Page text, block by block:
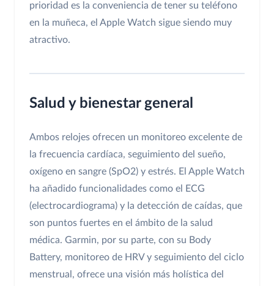
prioridad es la conveniencia de tener su teléfono
en la muñeca, el Apple Watch sigue siendo muy
atractivo.
Salud y bienestar general
Ambos relojes ofrecen un monitoreo excelente de
la frecuencia cardíaca, seguimiento del sueño,
oxígeno en sangre (SpO2) y estrés. El Apple Watch
ha añadido funcionalidades como el ECG
(electrocardiograma) y la detección de caídas, que
son puntos fuertes en el ámbito de la salud
médica. Garmin, por su parte, con su Body
Battery, monitoreo de HRV y seguimiento del ciclo
menstrual, ofrece una visión más holística del